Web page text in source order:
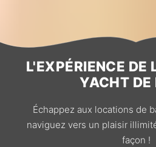
L'EXPÉRIENCE DE
YACHT DE
Échappez aux locations de
naviguez vers un plaisir
façon !